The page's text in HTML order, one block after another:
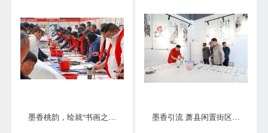
墨香桃韵，绘就“书画之乡”新画卷 墨香引流 萧县闲置街区变身书画艺术聚落